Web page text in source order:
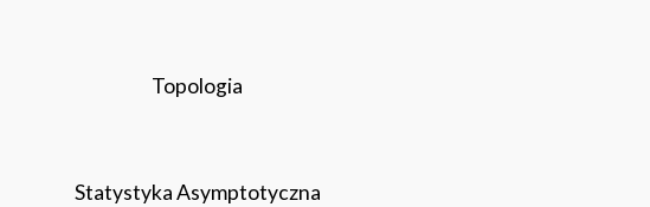
Topologia
Statystyka Asymptotyczna